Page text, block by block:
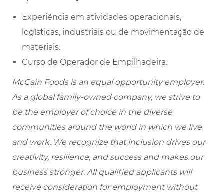
Experiência em atividades operacionais,
logísticas, industriais ou de movimentação de
materiais.
Curso de Operador de Empilhadeira.
McCain Foods is an equal opportunity employer.
As a global family-owned company, we strive to
be the employer of choice in the diverse
communities around the world in which we live
and work. We recognize that inclusion drives our
creativity, resilience, and success and makes our
business stronger. All qualified applicants will
receive consideration for employment without